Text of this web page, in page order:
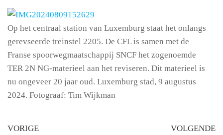
Op het centraal station van Luxemburg staat het onlangs
gerevseerde treinstel 2205. De CFL is samen met de
Franse spoorwegmaatschappij SNCF het zogenoemde
TER 2N NG-materieel aan het reviseren. Dit materieel is
nu ongeveer 20 jaar oud. Luxemburg stad, 9 augustus
2024. Fotograaf: Tim Wijkman
VORIGE
VOLGENDE